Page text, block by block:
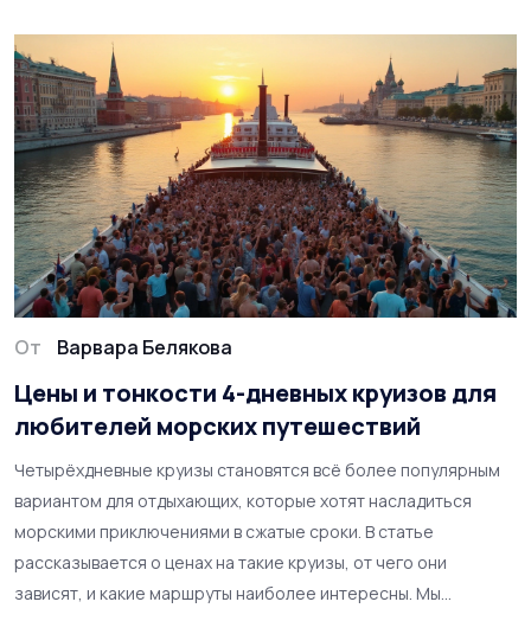
среди тропического великолепия.
От Варвара Белякова
Цены и тонкости 4-дневных круизов для
любителей морских путешествий
Четырёхдневные круизы становятся всё более популярным
вариантом для отдыхающих, которые хотят насладиться
морскими приключениями в сжатые сроки. В статье
рассказывается о ценах на такие круизы, от чего они
зависят, и какие маршруты наиболее интересны. Мы